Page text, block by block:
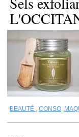
BEAUTÉ , CONSO,